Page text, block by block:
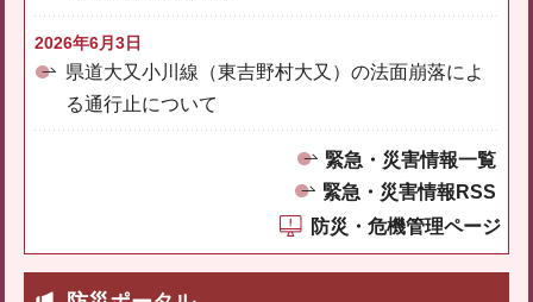
2026年6月3日
県道大又小川線（東吉野村大又）の法面崩落によ
る通行止について
緊急・災害情報一覧
緊急・災害情報RSS
防災・危機管理ページ